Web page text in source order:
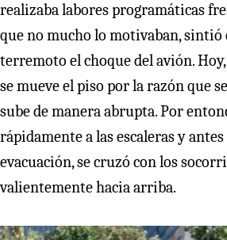
realizaba labores programáticas
que no mucho lo motivaban,
terremoto el choque del avión.
se mueve el piso por la razón que
sube de manera abrupta. Por
rápidamente a las escaleras y
evacuación, se cruzó con los
valientemente hacia arriba.